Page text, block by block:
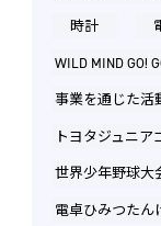
時計
WILD MIND GO!
事業を通じた活
トヨタジュニ
世界少年野球大
電卓ひみつたん